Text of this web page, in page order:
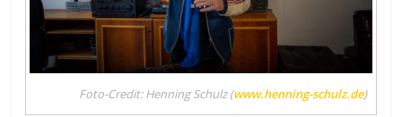
Foto-Credit: Henning Schulz (www.henning-schulz.de)